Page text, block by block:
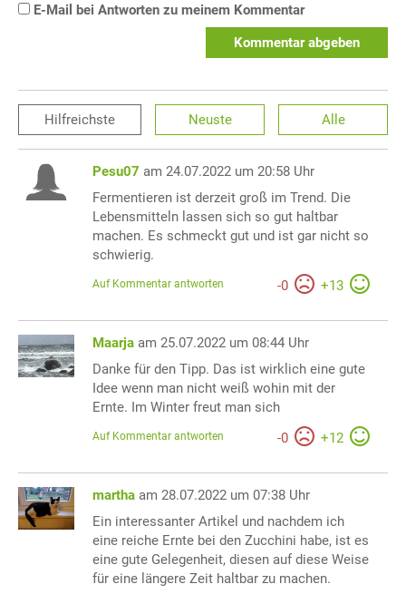
E-Mail bei Antworten zu meinem Kommentar
Kommentar abgeben
Hilfreichste Neuste Alle
Pesu07 am 24.07.2022 um 20:58 Uhr
Fermentieren ist derzeit groß im Trend. Die
Lebensmitteln lassen sich so gut haltbar
machen. Es schmeckt gut und ist gar nicht so
schwierig.
-0 +13
Auf Kommentar antworten
Maarja am 25.07.2022 um 08:44 Uhr
Danke für den Tipp. Das ist wirklich eine gute
Idee wenn man nicht weiß wohin mit der
Ernte. Im Winter freut man sich
-0 +12
Auf Kommentar antworten
martha am 28.07.2022 um 07:38 Uhr
Ein interessanter Artikel und nachdem ich
eine reiche Ernte bei den Zucchini habe, ist es
eine gute Gelegenheit, diesen auf diese Weise
für eine längere Zeit haltbar zu machen.